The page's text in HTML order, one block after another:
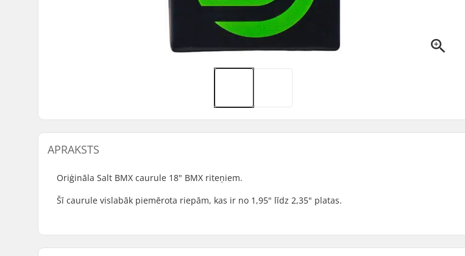
APRAKSTS
Oriģināla Salt BMX caurule 18" BMX riteņiem.
Šī caurule vislabāk piemērota riepām, kas ir no 1,95" līdz 2,35" platas.